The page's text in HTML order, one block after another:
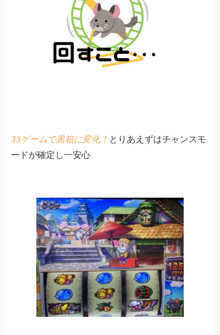
33ゲームで黒箱に変化！ とりあえずはチャンスモ
ードが確定し一安心